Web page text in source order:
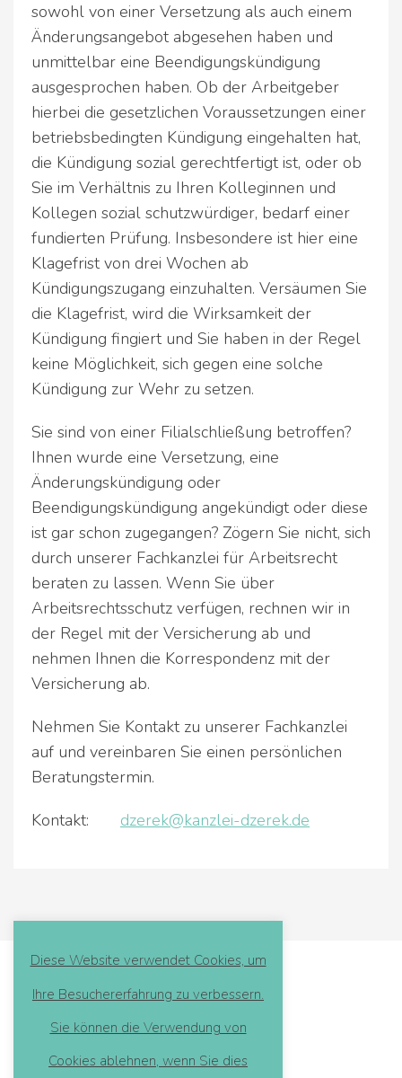
sowohl von einer Versetzung als auch einem
Änderungsangebot abgesehen haben und
unmittelbar eine Beendigungskündigung
ausgesprochen haben. Ob der Arbeitgeber
hierbei die gesetzlichen Voraussetzungen einer
betriebsbedingten Kündigung eingehalten hat,
die Kündigung sozial gerechtfertigt ist, oder ob
Sie im Verhältnis zu Ihren Kolleginnen und
Kollegen sozial schutzwürdiger, bedarf einer
fundierten Prüfung. Insbesondere ist hier eine
Klagefrist von drei Wochen ab
Kündigungszugang einzuhalten. Versäumen Sie
die Klagefrist, wird die Wirksamkeit der
Kündigung fingiert und Sie haben in der Regel
keine Möglichkeit, sich gegen eine solche
Kündigung zur Wehr zu setzen.
Sie sind von einer Filialschließung betroffen?
Ihnen wurde eine Versetzung, eine
Änderungskündigung oder
Beendigungskündigung angekündigt oder diese
ist gar schon zugegangen? Zögern Sie nicht, sich
durch unserer Fachkanzlei für Arbeitsrecht
beraten zu lassen. Wenn Sie über
Arbeitsrechtsschutz verfügen, rechnen wir in
der Regel mit der Versicherung ab und
nehmen Ihnen die Korrespondenz mit der
Versicherung ab.
Nehmen Sie Kontakt zu unserer Fachkanzlei
auf und vereinbaren Sie einen persönlichen
Beratungstermin.
Kontakt: dzerek@kanzlei-dzerek.de
Datenschutz Impressum
Diese Website verwendet Cookies, um
Ihre Besuchererfahrung zu verbessern.
Sie können die Verwendung von
Cookies ablehnen, wenn Sie dies